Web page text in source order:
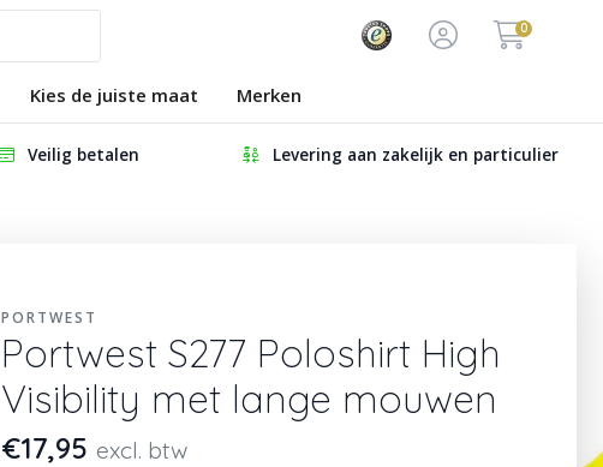
0
Kies de juiste maat Merken
Veilig betalen Levering aan zakelijk en particulier
PORTWEST
Portwest S277 Poloshirt High
Visibility met lange mouwen
€17,95 excl. btw